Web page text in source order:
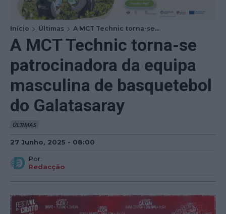
Início Últimas A MCT Technic torna-se...
A MCT Technic torna-se
patrocinadora da equipa
masculina de basquetebol
do Galatasaray
ÚLTIMAS
27 Junho, 2025 - 08:00
Por:
Redacção